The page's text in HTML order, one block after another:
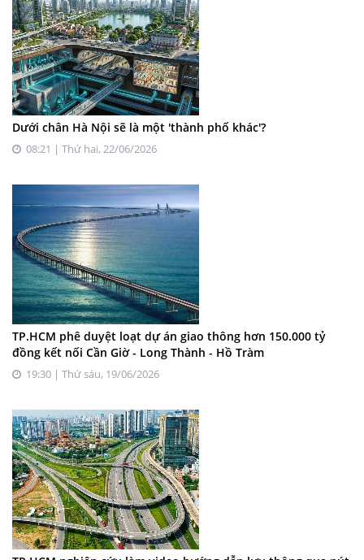
Dưới chân Hà Nội sẽ là một 'thành phố khác'?
08:21 | Thứ hai, 22/06/2026
TP.HCM phê duyệt loạt dự án giao thông hơn 150.000 tỷ
đồng kết nối Cần Giờ - Long Thành - Hồ Tràm
19:30 | Thứ sáu, 19/06/2026